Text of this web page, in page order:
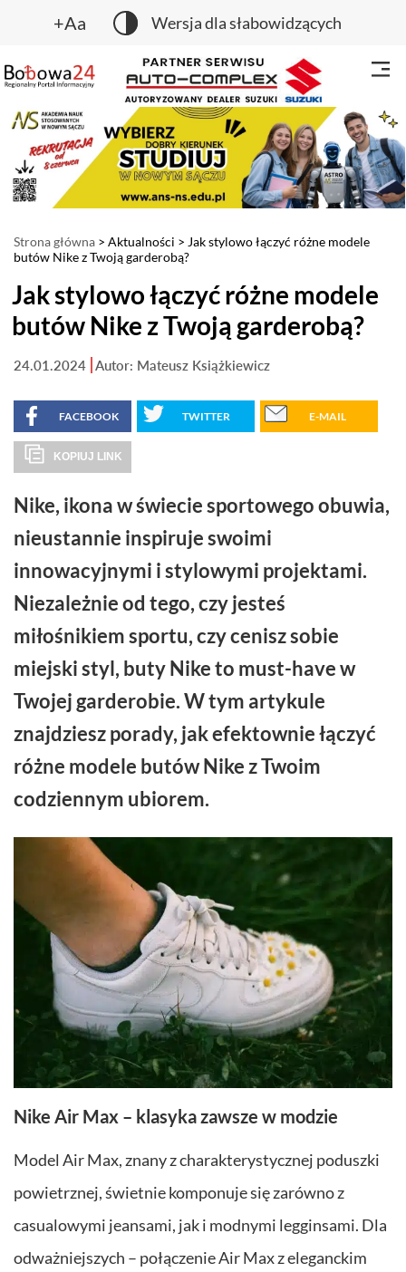
+Aa Wersja dla słabowidzących
Strona główna > Aktualności > Jak stylowo łączyć różne modele
butów Nike z Twoją garderobą?
Jak stylowo łączyć różne modele
butów Nike z Twoją garderobą?
24.01.2024 Autor: Mateusz Książkiewicz
FACEBOOK TWITTER E-MAIL
KOPIUJ LINK
Nike, ikona w świecie sportowego obuwia,
nieustannie inspiruje swoimi
innowacyjnymi i stylowymi projektami.
Niezależnie od tego, czy jesteś
miłośnikiem sportu, czy cenisz sobie
miejski styl, buty Nike to must-have w
Twojej garderobie. W tym artykule
znajdziesz porady, jak efektownie łączyć
różne modele butów Nike z Twoim
codziennym ubiorem.
Nike Air Max – klasyka zawsze w modzie
Model Air Max, znany z charakterystycznej poduszki
powietrznej, świetnie komponuje się zarówno z
casualowymi jeansami, jak i modnymi legginsami. Dla
odważniejszych – połączenie Air Max z eleganckim